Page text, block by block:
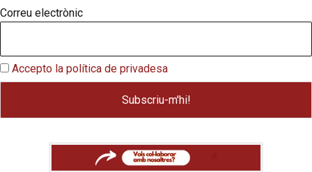
Correu electrònic
Accepto la política de privadesa